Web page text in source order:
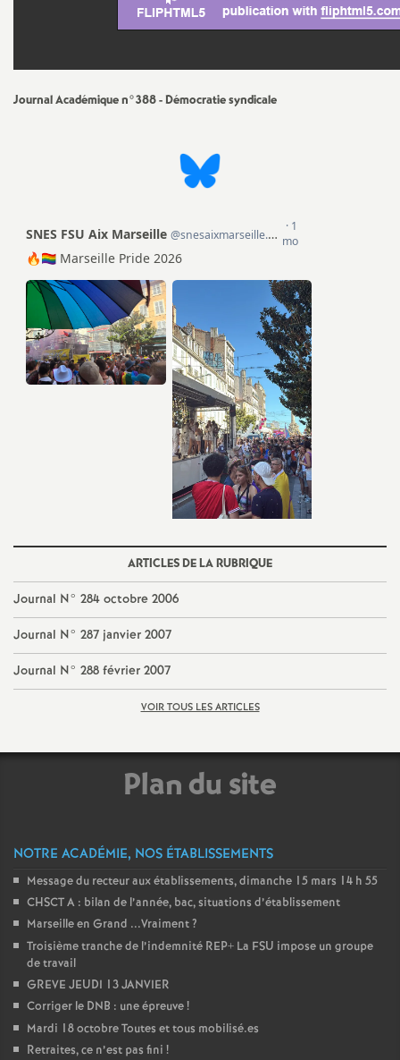
e
i
g
n
e
m
e
n
t
s
d
c
o
n
Journal Académique n°388 - Démocratie syndicale
ARTICLES DE LA RUBRIQUE
Journal N° 284 octobre 2006
Journal N° 287 janvier 2007
Journal N° 288 février 2007
VOIR TOUS LES ARTICLES
Plan du site
NOTRE ACADÉMIE, NOS ÉTABLISSEMENTS
Message du recteur aux établissements, dimanche 15 mars 14 h 55
CHSCT A : bilan de l’année, bac, situations d’établissement
Marseille en Grand ...Vraiment?
Troisième tranche de l’indemnité REP+ La FSU impose un groupe
de travail
GREVE JEUDI 13 JANVIER
Corriger le DNB : une épreuve!
Mardi 18 octobre Toutes et tous mobilisé.es
Retraites, ce n’est pas fini !